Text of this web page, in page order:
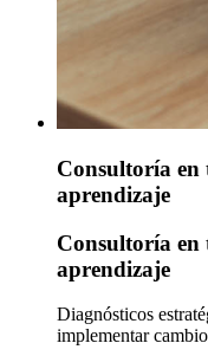
Consultoría
aprendizaje
Consultoría
aprendizaje
Diagnósticos
implementar